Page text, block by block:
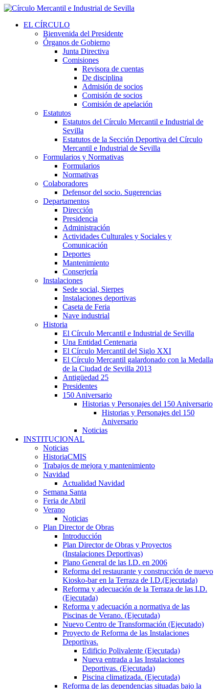
EL CÍRCULO
Bienvenida del Presidente
Órganos de Gobierno
Junta Directiva
Comisiones
Revisora de cuentas
De disciplina
Admisión de socios
Comisión de socios
Comisión de apelación
Estatutos
Estatutos del Círculo Mercantil e Industrial de
Sevilla
Estatutos de la Sección Deportiva del Círculo
Mercantil e Industrial de Sevilla
Formularios y Normativas
Formularios
Normativas
Colaboradores
Defensor del socio. Sugerencias
Departamentos
Dirección
Presidencia
Administración
Actividades Culturales y Sociales y
Comunicación
Deportes
Mantenimiento
Conserjería
Instalaciones
Sede social, Sierpes
Instalaciones deportivas
Caseta de Feria
Nave industrial
Historia
El Círculo Mercantil e Industrial de Sevilla
Una Entidad Centenaria
El Círculo Mercantil del Siglo XXI
El Círculo Mercantil galardonado con la Medalla
de la Ciudad de Sevilla 2013
Antigüedad 25
Presidentes
150 Aniversario
Historias y Personajes del 150 Aniversario
Historias y Personajes del 150
Aniversario
Noticias
INSTITUCIONAL
Noticias
HistoriaCMIS
Trabajos de mejora y mantenimiento
Navidad
Actualidad Navidad
Semana Santa
Feria de Abril
Verano
Noticias
Plan Director de Obras
Introducción
Plan Director de Obras y Proyectos
(Instalaciones Deportivas)
Plano General de las I.D. en 2006
Reforma del restaurante y construcción de nuevo
Kiosko-bar en la Terraza de I.D.(Ejecutada)
Reforma y adecuación de la Terraza de las I.D.
(Ejecutada)
Reforma y adecuación a normativa de las
Piscinas de Verano. (Ejecutada)
Nuevo Centro de Transformación (Ejecutado)
Proyecto de Reforma de las Instalaciones
Deportivas.
Edificio Polivalente (Ejecutada)
Nueva entrada a las Instalaciones
Deportivas. (Ejecutada)
Piscina climatizada. (Ejecutada)
Reforma de las dependencias situadas bajo la